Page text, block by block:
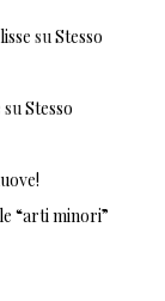
suStesso
suStesso
“arti minori”